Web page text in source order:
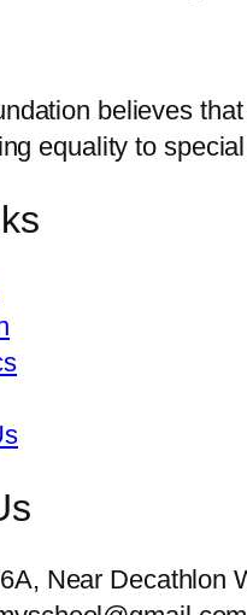
believes
equality to
Near Decathlon